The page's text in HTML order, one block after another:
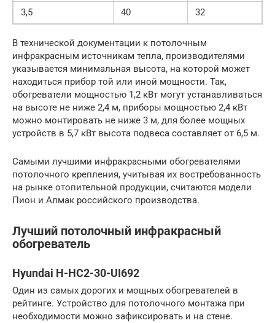
3,5
40 32
В технической документации к потолочным
инфракрасным источникам тепла, производителями
указывается минимальная высота, на которой может
находиться прибор той или иной мощности. Так,
обогреватели мощностью 1,2 кВт могут устанавливаться
на высоте не ниже 2,4 м, приборы мощностью 2,4 кВт
можно монтировать не ниже 3 м, для более мощных
устройств в 5,7 кВт высота подвеса составляет от 6,5 м.
Самыми лучшими инфракрасными обогревателями
потолочного крепления, учитывая их востребованность
на рынке отопительной продукции, считаются модели
Пион и Алмак российского производства.
Лучший потолочный инфракрасный
обогреватель
Hyundai H-HC2-30-UI692
Один из самых дорогих и мощных обогревателей в
рейтинге. Устройство для потолочного монтажа при
необходимости можно зафиксировать и на стене.